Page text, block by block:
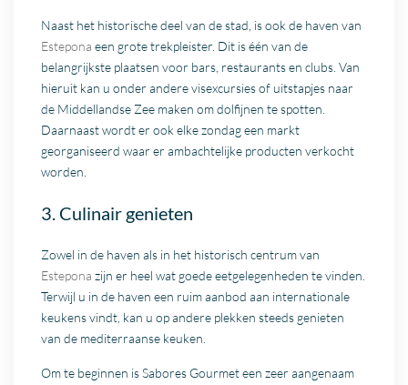
Naast het historische deel van de stad, is ook de haven van
Estepona een grote trekpleister. Dit is één van de
belangrijkste plaatsen voor bars, restaurants en clubs. Van
hieruit kan u onder andere visexcursies of uitstapjes naar
de Middellandse Zee maken om dolfijnen te spotten.
Daarnaast wordt er ook elke zondag een markt
georganiseerd waar er ambachtelijke producten verkocht
worden.
3. Culinair genieten
Zowel in de haven als in het historisch centrum van
Estepona zijn er heel wat goede eetgelegenheden te vinden.
Terwijl u in de haven een ruim aanbod aan internationale
keukens vindt, kan u op andere plekken steeds genieten
van de mediterraanse keuken.
Om te beginnen is Sabores Gourmet een zeer aangenaam